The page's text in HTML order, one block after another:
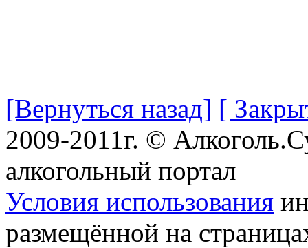
[Вернуться назад] [
2009-2011г. ©
алкогольный портал
Условия использования
размещённой на